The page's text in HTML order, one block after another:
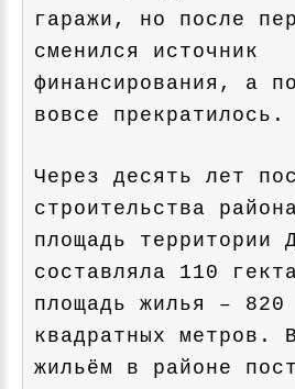
гаражи, но после
сменился источник
финансирования, а
вовсе прекратилось.
Через десять лет
строительства
площадь территории
составляла 110
площадь жилья – 820
квадратных метров.
жильём в районе